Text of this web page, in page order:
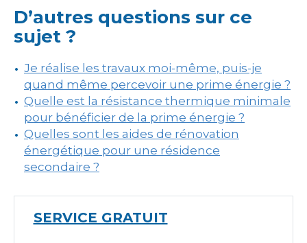
D’autres questions sur ce
sujet ?
Je réalise les travaux moi-même, puis-je
quand même percevoir une prime énergie ?
Quelle est la résistance thermique minimale
pour bénéficier de la prime énergie ?
Quelles sont les aides de rénovation
énergétique pour une résidence
secondaire ?
SERVICE GRATUIT